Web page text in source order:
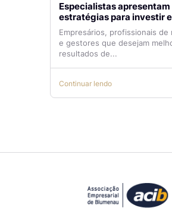
Especialistas apresentam
estratégias para investir
tráfego pago com mais
Empresários, profissionais de
e gestores que desejam
resultados de...
Continuar lendo